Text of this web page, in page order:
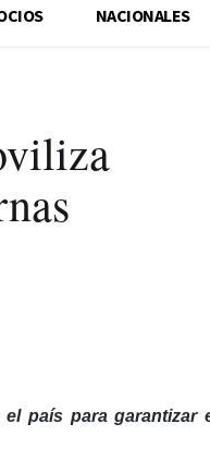
NACIONALES
país para garantizar